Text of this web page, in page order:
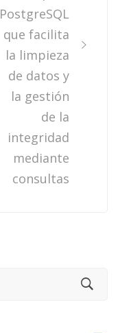
PostgreSQL
que facilita
la limpieza
de datos y
la gestión
de la
integridad
mediante
consultas